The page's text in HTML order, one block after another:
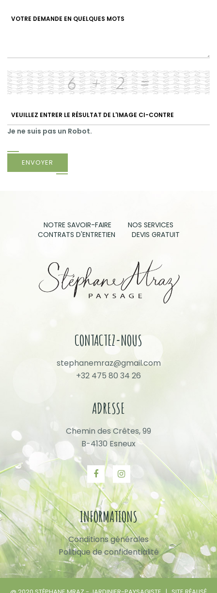
Je ne suis pas un Robot.
ENVOYER
NOTRE SAVOIR-FAIRE
NOS SERVICES
CONTRATS D'ENTRETIEN
DEVIS GRATUIT
CONTACTEZ-NOUS
stephanemraz@gmail.com
+32 475 80 34 26
ADRESSE
Chemin des Crêtes, 99
B-4130 Esneux
INFORMATIONS
Conditions générales
Politique de confidentialité